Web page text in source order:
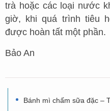
trà hoặc các loại nước
giờ, khi quá trình tiêu
được hoàn tất một phần.
Bảo An
Bánh mì chấm sữa đặc –